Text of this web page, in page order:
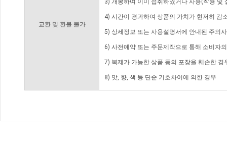
교환 및 환불 불가
3) 개봉하여 이미 섭취하였거나 사용(착용 및
4) 시간이 경과하여 상품의 가치가 현저히 감
5) 상세정보 또는 사용설명서에 안내된 주의
6) 사전예약 또는 주문제작으로 통해 소비자
7) 복제가 가능한 상품 등의 포장을 훼손한 경
8) 맛, 향, 색 등 단순 기호차이에 의한 경우